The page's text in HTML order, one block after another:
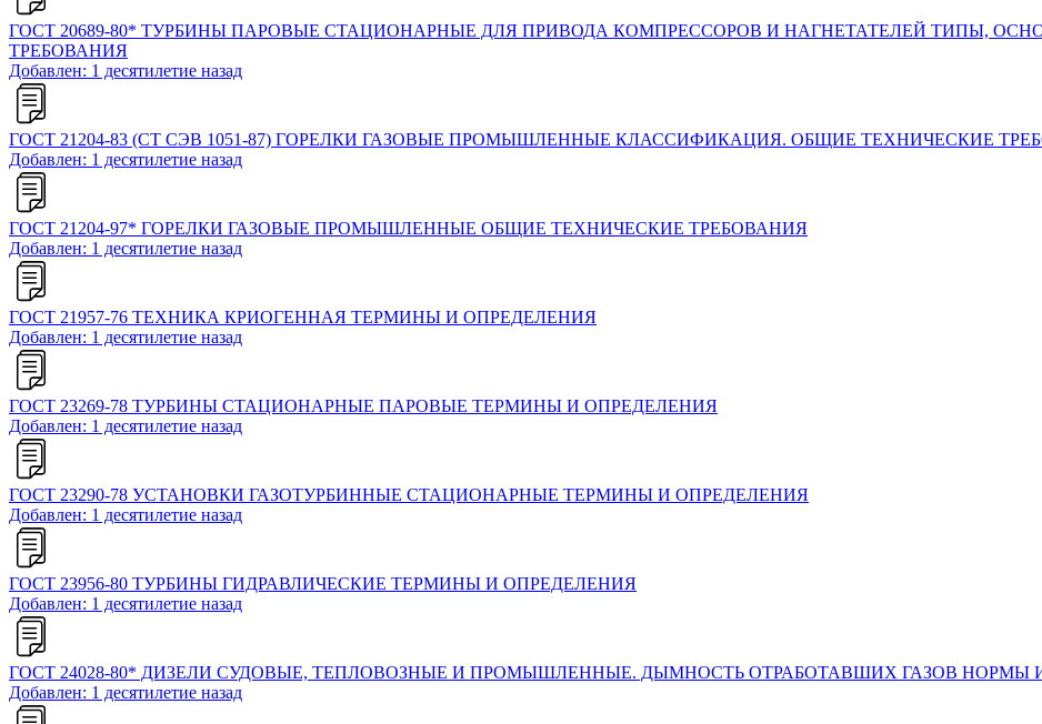
ГОСТ 20689-80* ТУРБИНЫ ПАРОВЫЕ СТАЦИОНАРНЫЕ ДЛЯ ПРИВОДА КОМПРЕССОРОВ И НАГНЕТАТЕЛЕЙ ТИПЫ,
ТРЕБОВАНИЯ
Добавлен: 1 десятилетие назад
ГОСТ 21204-83 (СТ СЭВ 1051-87) ГОРЕЛКИ ГАЗОВЫЕ ПРОМЫШЛЕННЫЕ КЛАССИФИКАЦИЯ. ОБЩИЕ ТЕХНИЧЕСКИЕ
Добавлен: 1 десятилетие назад
ГОСТ 21204-97* ГОРЕЛКИ ГАЗОВЫЕ ПРОМЫШЛЕННЫЕ ОБЩИЕ ТЕХНИЧЕСКИЕ ТРЕБОВАНИЯ
Добавлен: 1 десятилетие назад
ГОСТ 21957-76 ТЕХНИКА КРИОГЕННАЯ ТЕРМИНЫ И ОПРЕДЕЛЕНИЯ
Добавлен: 1 десятилетие назад
ГОСТ 23269-78 ТУРБИНЫ СТАЦИОНАРНЫЕ ПАРОВЫЕ ТЕРМИНЫ И ОПРЕДЕЛЕНИЯ
Добавлен: 1 десятилетие назад
ГОСТ 23290-78 УСТАНОВКИ ГАЗОТУРБИННЫЕ СТАЦИОНАРНЫЕ ТЕРМИНЫ И ОПРЕДЕЛЕНИЯ
Добавлен: 1 десятилетие назад
ГОСТ 23956-80 ТУРБИНЫ ГИДРАВЛИЧЕСКИЕ ТЕРМИНЫ И ОПРЕДЕЛЕНИЯ
Добавлен: 1 десятилетие назад
ГОСТ 24028-80* ДИЗЕЛИ СУДОВЫЕ, ТЕПЛОВОЗНЫЕ И ПРОМЫШЛЕННЫЕ. ДЫМНОСТЬ ОТРАБОТАВШИХ ГАЗОВ НОРМЫ
Добавлен: 1 десятилетие назад